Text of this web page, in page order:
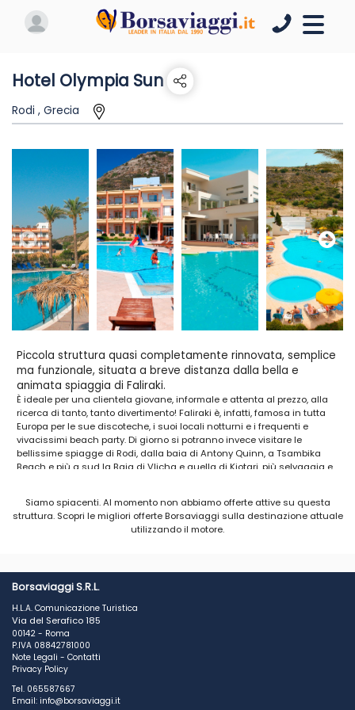
Hotel Olympia Sun
Rodi , Grecia
Piccola struttura quasi completamente rinnovata, semplice
ma funzionale, situata a breve distanza dalla bella e
animata spiaggia di Faliraki.
È ideale per una clientela giovane, informale e attenta al prezzo, alla
ricerca di tanto, tanto divertimento! Faliraki è, infatti, famosa in tutta
Europa per le sue discoteche, i suoi locali notturni e i frequenti e
vivacissimi beach party. Di giorno si potranno invece visitare le
bellissime spiagge di Rodi, dalla baia di Antony Quinn, a Tsambika
Beach e più a sud la Baia di Vlicha e quella di Kiotari, più selvaggia e
un’originale grotta sulla spiaggia in cui si organizzano chiassosi e
rinomati beach party!
città e 15 dall’aeroporto. Fermata bus a 500 m.
SPIAGGIA
di sabbia, a 450 m, con lettini e ombrelloni a pagamento (€
5 l’uno circa, teli mare non disponibili).
CAMERE
101 camere (20 m2) suddivise in 4 edifici su 3 e 4 piani con
servizi privati, TV satellitare, asciugacapelli, aria
Siamo spiacenti. Al momento non abbiamo offerte attive su questa
struttura. Scopri le migliori offerte Borsaviaggi sulla destinazione attuale
utilizzando il motore.
Borsaviaggi S.R.L.
H.L.A. Comunicazione Turistica
Via del Serafico 185
00142 - Roma
P.IVA 08842781000
Note Legali - Contatti
Privacy Policy
Tel. 065587667
Email: info@borsaviaggi.it